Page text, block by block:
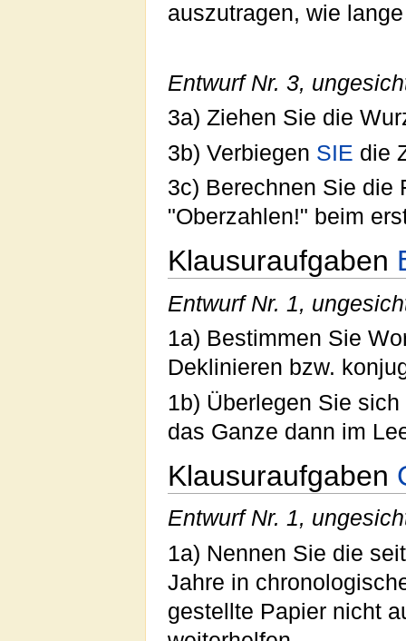
auszutragen, wie
Entwurf Nr. 3,
3a) Ziehen Sie die
3b) Verbiegen SIE die
3c) Berechnen Sie die
"Oberzahlen!" beim
Klausuraufgaben
Entwurf Nr. 1,
1a) Bestimmen Sie
Deklinieren bzw.
1b) Überlegen Sie
das Ganze dann im
Klausuraufgaben
Entwurf Nr. 1,
1a) Nennen Sie die
Jahre in
gestellte Papier nicht